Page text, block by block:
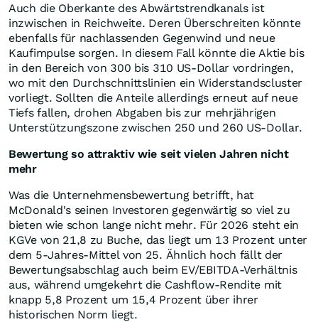
Auch die Oberkante des Abwärtstrendkanals ist
inzwischen in Reichweite. Deren Überschreiten könnte
ebenfalls für nachlassenden Gegenwind und neue
Kaufimpulse sorgen. In diesem Fall könnte die Aktie bis
in den Bereich von 300 bis 310 US-Dollar vordringen,
wo mit den Durchschnittslinien ein Widerstandscluster
vorliegt. Sollten die Anteile allerdings erneut auf neue
Tiefs fallen, drohen Abgaben bis zur mehrjährigen
Unterstützungszone zwischen 250 und 260 US-Dollar.
Bewertung so attraktiv wie seit vielen Jahren nicht
mehr
Was die Unternehmensbewertung betrifft, hat
McDonald's seinen Investoren gegenwärtig so viel zu
bieten wie schon lange nicht mehr. Für 2026 steht ein
KGVe von 21,8 zu Buche, das liegt um 13 Prozent unter
dem 5-Jahres-Mittel von 25. Ähnlich hoch fällt der
Bewertungsabschlag auch beim EV/EBITDA-Verhältnis
aus, während umgekehrt die Cashflow-Rendite mit
knapp 5,8 Prozent um 15,4 Prozent über ihrer
historischen Norm liegt.